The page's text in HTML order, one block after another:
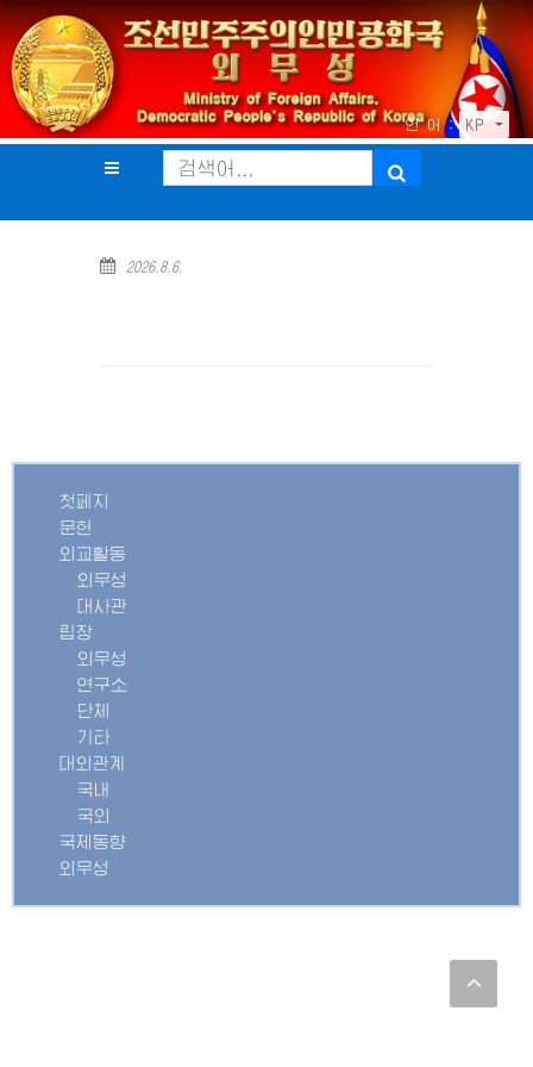
언 어 : KP
2026.8.6.
첫페지
문헌
외교활동
외무성
대사관
립장
외무성
연구소
단체
기타
대외관계
국내
국외
국제동향
외무성